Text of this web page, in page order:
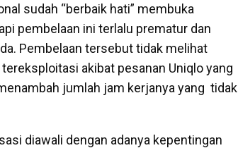
sudah “berbaik hati” membuka
pembelaan ini terlalu prematur dan
Pembelaan tersebut tidak melihat
akibat pesanan Uniqlo yang
jumlah jam kerjanya yang tidak
diawali dengan adanya kepentingan